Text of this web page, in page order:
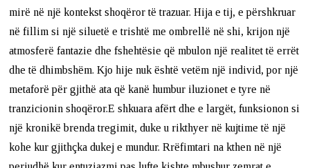
mirë në një kontekst shoqëror të trazuar. Hija e tij, e përshkruar
në fillim si një siluetë e trishtë me ombrellë në shi, krijon një
atmosferë fantazie dhe fshehtësie që mbulon një realitet të errët
dhe të dhimbshëm. Kjo hije nuk është vetëm një individ, por një
metaforë për gjithë ata që kanë humbur iluzionet e tyre në
tranzicionin shoqëror.E shkuara afërt dhe e largët, funksionon si
një kronikë brenda tregimit, duke u rikthyer në kujtime të një
kohe kur gjithçka dukej e mundur. Rrëfimtari na kthen në një